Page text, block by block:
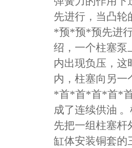
先进行，当凸
*预*预*预先进
绍，一个柱塞泵
内出现负压，
内，柱塞向另一
*首*首*首*首*
成了连续供油
先把一组柱塞杆
缸体安装铜套的